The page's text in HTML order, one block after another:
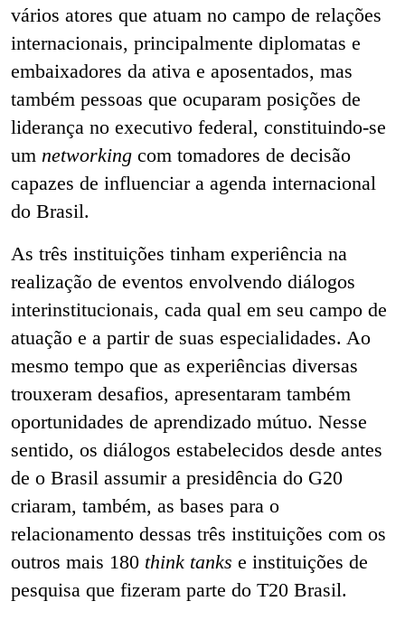
vários atores que atuam no campo de relações
internacionais, principalmente diplomatas e
embaixadores da ativa e aposentados, mas
também pessoas que ocuparam posições de
liderança no executivo federal, constituindo-se
um networking com tomadores de decisão
capazes de influenciar a agenda internacional
do Brasil.
As três instituições tinham experiência na
realização de eventos envolvendo diálogos
interinstitucionais, cada qual em seu campo de
atuação e a partir de suas especialidades. Ao
mesmo tempo que as experiências diversas
trouxeram desafios, apresentaram também
oportunidades de aprendizado mútuo. Nesse
sentido, os diálogos estabelecidos desde antes
de o Brasil assumir a presidência do G20
criaram, também, as bases para o
relacionamento dessas três instituições com os
outros mais 180 think tanks e instituições de
pesquisa que fizeram parte do T20 Brasil.